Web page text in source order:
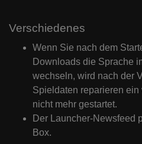
Verschiedenes
Wenn Sie nach dem
Downloads die Sprache
wechseln, wird nach der
Spieldaten reparieren
nicht mehr gestartet.
Der Launcher-Newsfeed
Box.